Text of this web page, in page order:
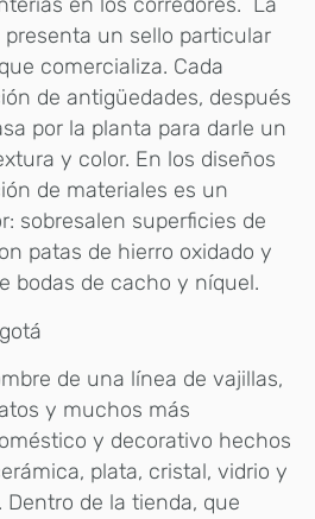
en los corredores. La
un sello particular
comercializa. Cada
de antigüedades, después
por la planta para darle un
y color. En los diseños
de materiales es un
sobresalen superficies de
patas de hierro oxidado y
bodas de cacho y níquel.
de una línea de vajillas,
y muchos más
y decorativo hechos
plata, cristal, vidrio y
de la tienda, que